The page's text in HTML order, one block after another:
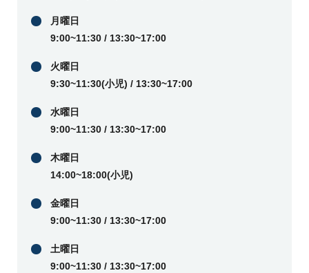
月曜日
9:00~11:30 / 13:30~17:00
火曜日
9:30~11:30(小児) / 13:30~17:00
水曜日
9:00~11:30 / 13:30~17:00
木曜日
14:00~18:00(小児)
金曜日
9:00~11:30 / 13:30~17:00
土曜日
9:00~11:30 / 13:30~17:00